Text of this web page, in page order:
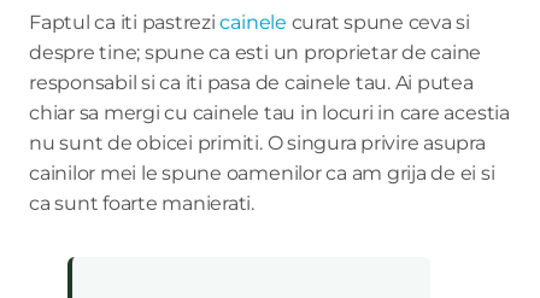
Faptul ca iti pastrezicainele curat spune ceva si
despre tine; spune ca esti un proprietar de caine
responsabil si ca iti pasa de cainele tau. Ai putea
chiar sa mergi cu cainele tau in locuri in care acestia
nu sunt de obicei primiti. O singura privire asupra
cainilor mei le spune oamenilor ca am grija de ei si
ca sunt foarte manierati.